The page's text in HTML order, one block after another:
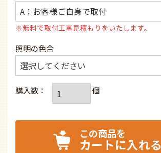
※無料で取付工事見積もりをいたします。
照明の色合
カートに入れる